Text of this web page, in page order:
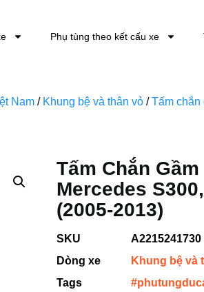
Phụ tùng theo kết cấu xe
Nam / Khung bệ và thân vỏ /Tấm chắn
Tấm Chắn
Mercedes
(2005-2013)
SKU
A2215241730
Dòng xe
Khung bệ và
Tags